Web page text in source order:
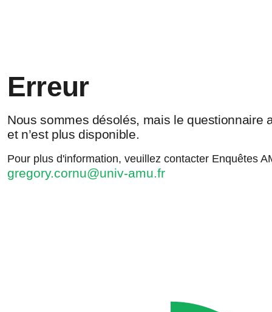
Erreur
Nous sommes désolés, mais le questionnaire
et n’est plus disponible.
Pour plus d'information, veuillez contacter Enquêtes
gregory.cornu@univ-amu.fr